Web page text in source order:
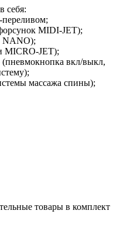
себя:
переливом;
MIDI-JET);
NANO);
MICRO-JET);
(пневмокнопка вкл/выкл,
массажа спины);
товары в комплект